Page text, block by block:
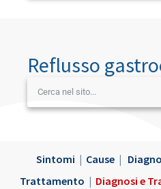
Reflusso
Sintomi | Cause |
Trattamento | Diagnosi e